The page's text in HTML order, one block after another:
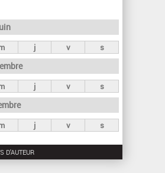
j v s
j v s
j v s
D'AUTEUR